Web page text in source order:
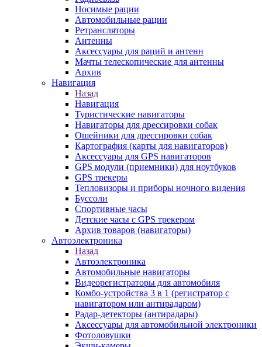
Носимые рации
Автомобильные рации
Ретрансляторы
Антенны
Аксессуары для раций и антенн
Мачты телескопические для антенны
Архив
Навигация
Назад
Навигация
Туристические навигаторы
Навигаторы для дрессировки собак
Ошейники для дрессировки собак
Картография (карты для навигаторов)
Аксессуары для GPS навигаторов
GPS модули (приемники) для ноутбуков
GPS трекеры
Тепловизоры и приборы ночного видения
Буссоли
Спортивные часы
Детские часы с GPS трекером
Архив товаров (навигаторы)
Автоэлектроника
Назад
Автоэлектроника
Автомобильные навигаторы
Видеорегистраторы для автомобиля
Комбо-устройства 3 в 1 (регистратор с
навигатором или антирадаром)
Радар-детекторы (антирадары)
Аксессуары для автомобильной электроники
Фотоловушки